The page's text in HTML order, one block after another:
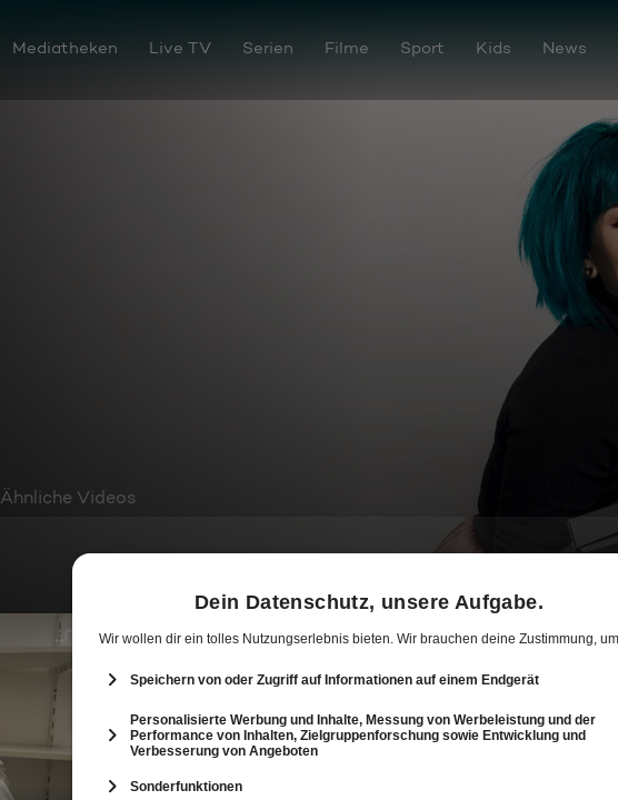
Mediatheken Live TV Serien Filme Sport Kids News
Ähnliche Videos
6